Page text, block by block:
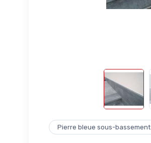
Pierre bleue sous-bassement